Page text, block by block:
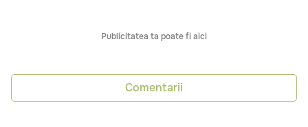
Publicitatea ta poate fi aici
Comentarii